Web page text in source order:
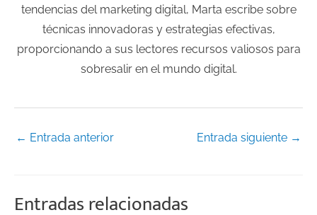
tendencias del marketing digital, Marta escribe sobre
técnicas innovadoras y estrategias efectivas,
proporcionando a sus lectores recursos valiosos para
sobresalir en el mundo digital.
← Entrada anterior Entrada siguiente →
Entradas relacionadas